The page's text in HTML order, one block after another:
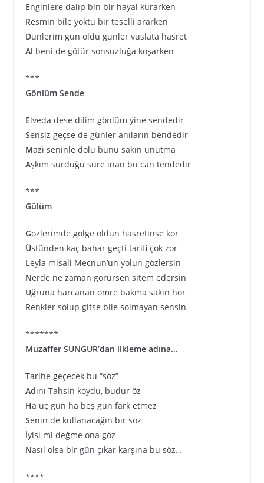
Enginlere dalıp bin bir hayal kurarken
Resmin bile yoktu bir teselli ararken
Dünlerim gün oldu günler vuslata hasret
Al beni de götür sonsuzluğa koşarken
***
Gönlüm Sende
Elveda dese dilim gönlüm yine sendedir
Sensiz geçse de günler anıların bendedir
Mazi seninle dolu bunu sakın unutma
Aşkım sürdüğü süre inan bu can tendedir
***
Gülüm
Gözlerimde gölge oldun hasretinse kor
Üstünden kaç bahar geçti tarifi çok zor
Leyla misali Mecnun’un yolun gözlersin
Nerde ne zaman görürsen sitem edersin
Uğruna harcanan ömre bakma sakın hor
Renkler solup gitse bile solmayan sensin
*******
Muzaffer SUNGUR’dan ilkleme adına…
Tarihe geçecek bu “söz”
Adını Tahsin koydu, budur öz
Ha üç gün ha beş gün fark etmez
Senin de kullanacağın bir söz
İyisi mi değme ona göz
Nasıl olsa bir gün çıkar karşına bu söz…
****